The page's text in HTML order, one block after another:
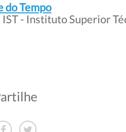
do Tempo
- Instituto Superior